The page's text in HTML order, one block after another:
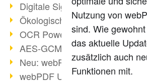
Digitale Signaturen
Ökologischen Abdruck
OCR Power für Profis
AES-GCM-Unterstützung (PDF
Neu: webPDF Developer Hub
webPDF Update 9.0.0.2898
Nutzung von
sind. Wie
das aktuelle
zusätzlich auch
Funktionen mit.